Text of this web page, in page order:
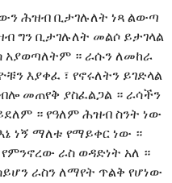
ሕዝብ ቢታገሉለት ነጻ ልውጣ
ግን ቢታገሉለት መልሶ ይታገላል
አያወጣለትም ። ራሱን ለመከራ
እያቀፈ ፣ የኖሩለትን ይገድላል
መጠየቅ ያስፈልጋል ። ራሳችን
። የዓለም ሕዝብ ስንት ነው
ነኝ ማለቱ የማይቀር ነው ።
ራስ ወዳድነት አለ ።
ራስን ለማየት ጥልቅ የሆነው